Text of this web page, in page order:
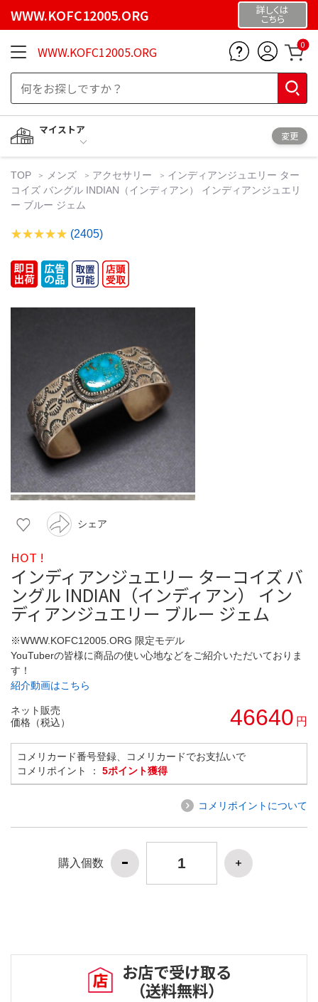
WWW.KOFC12005.ORG 詳しくは
こちら
WWW.KOFC12005.ORG 0
マイストア
変更
TOP メンズ アクセサリー
インディアンジュエリー ター
コイズ バングル INDIAN（インディアン） インディアンジュエリ
ー ブルー ジェム
(2405)
シェア
HOT !
インディアンジュエリー ターコイズ バ
ングル INDIAN（インディアン） イン
ディアンジュエリー ブルー ジェム
※WWW.KOFC12005.ORG 限定モデル
YouTuberの皆様に商品の使い心地などをご紹介いただいておりま
す！
紹介動画はこちら
ネット販売
価格（税込）
46640 円
コメリカード番号登録、コメリカードでお支払いで
コメリポイント ： 5ポイント獲得
コメリポイントについて
購入個数
お店で受け取る
（送料無料）